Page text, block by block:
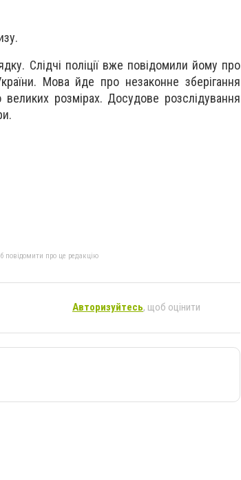
Слідчі поліції вже повідомили йому про
Мова йде про незаконне зберігання
розмірах. Досудове розслідування
повідомити про це редакцію
Авторизуйтесь, щоб оцінити